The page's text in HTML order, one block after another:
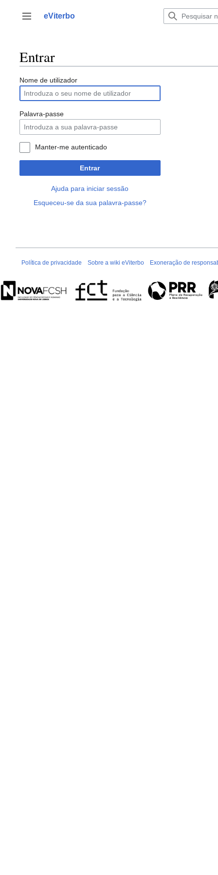
para
Alternar barra lateral
eViterbo
Entrar
Nome de utilizador
Palavra-passe
Manter-me autenticado
Entrar
Ajuda para iniciar sessão
Esqueceu-se da sua palavra-passe?
Política de privacidade Sobre a wiki eViterbo Exoneração de